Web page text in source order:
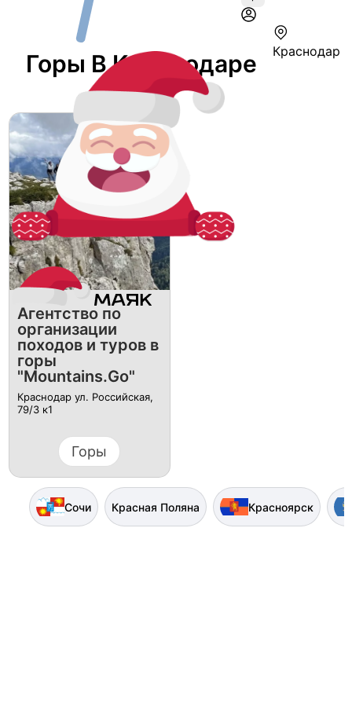
Краснодар
Горы В Краснодаре
Агентство по
организации
походов и туров в
горы
"Mountains.Go"
Краснодар ул. Российская,
79/3 к1
Горы
Сочи Красная Поляна Красноярск